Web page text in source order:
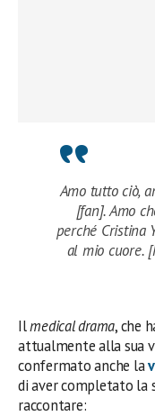
Amo tutto ciò,
[fan]. Amo
perché Cristina
al mio cuore.
Ilmedical drama, che
attualmente alla sua
confermato anche la
di aver completato la
raccontare: